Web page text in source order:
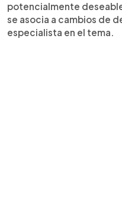
potencialmente
se asocia a cambios de
especialista en el tema.